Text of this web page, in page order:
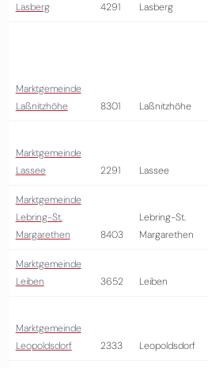
Lasberg
4291 Lasberg
Marktgemeinde
Laßnitzhöhe
8301 Laßnitzhöhe
Marktgemeinde
Lassee
2291 Lassee
Marktgemeinde
Lebring-St.
Margarethen
8403
Lebring-St.
Margarethen
Marktgemeinde
Leiben
3652 Leiben
Marktgemeinde
Leopoldsdorf
2333 Leopoldsdorf